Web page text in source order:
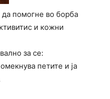
помогне во борба
и кожни
за се:
петите и ја